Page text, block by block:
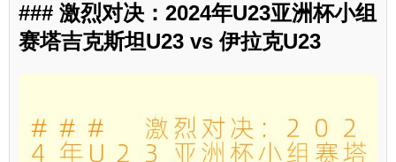
### 激烈对决：2024年U23亚洲杯小组
赛塔吉克斯坦U23 vs 伊拉克U23